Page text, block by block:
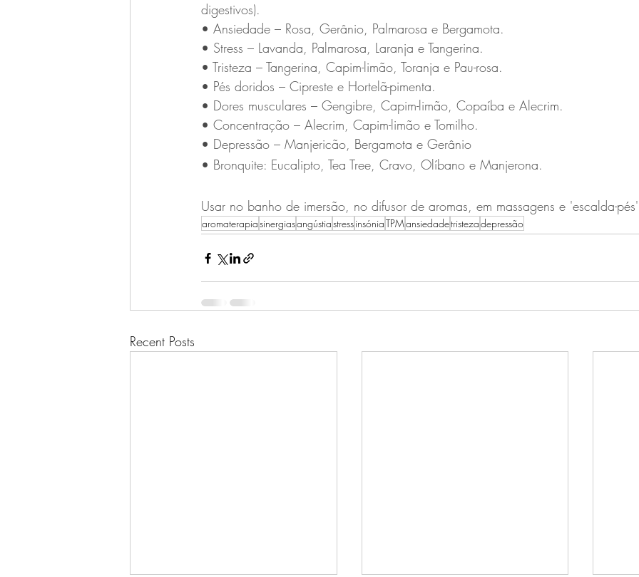
digestivos).
• Ansiedade – Rosa, Gerânio, Palmarosa e Bergamota.
• Stress – Lavanda, Palmarosa, Laranja e Tangerina.
• Tristeza – Tangerina, Capim-limão, Toranja e Pau-rosa.
• Pés doridos – Cipreste e Hortelã-pimenta.
• Dores musculares – Gengibre, Capim-limão, Copaíba e Alecrim.
• Concentração – Alecrim, Capim-limão e Tomilho.
• Depressão – Manjericão, Bergamota e Gerânio
• Bronquite: Eucalipto, Tea Tree, Cravo, Olíbano e Manjerona.
Usar no banho de imersão, no difusor de aromas, em massagens e 'escalda-
aromaterapiasinergiasangústiastressinsóniaTPMansiedadetristezadepressão
Recent Posts